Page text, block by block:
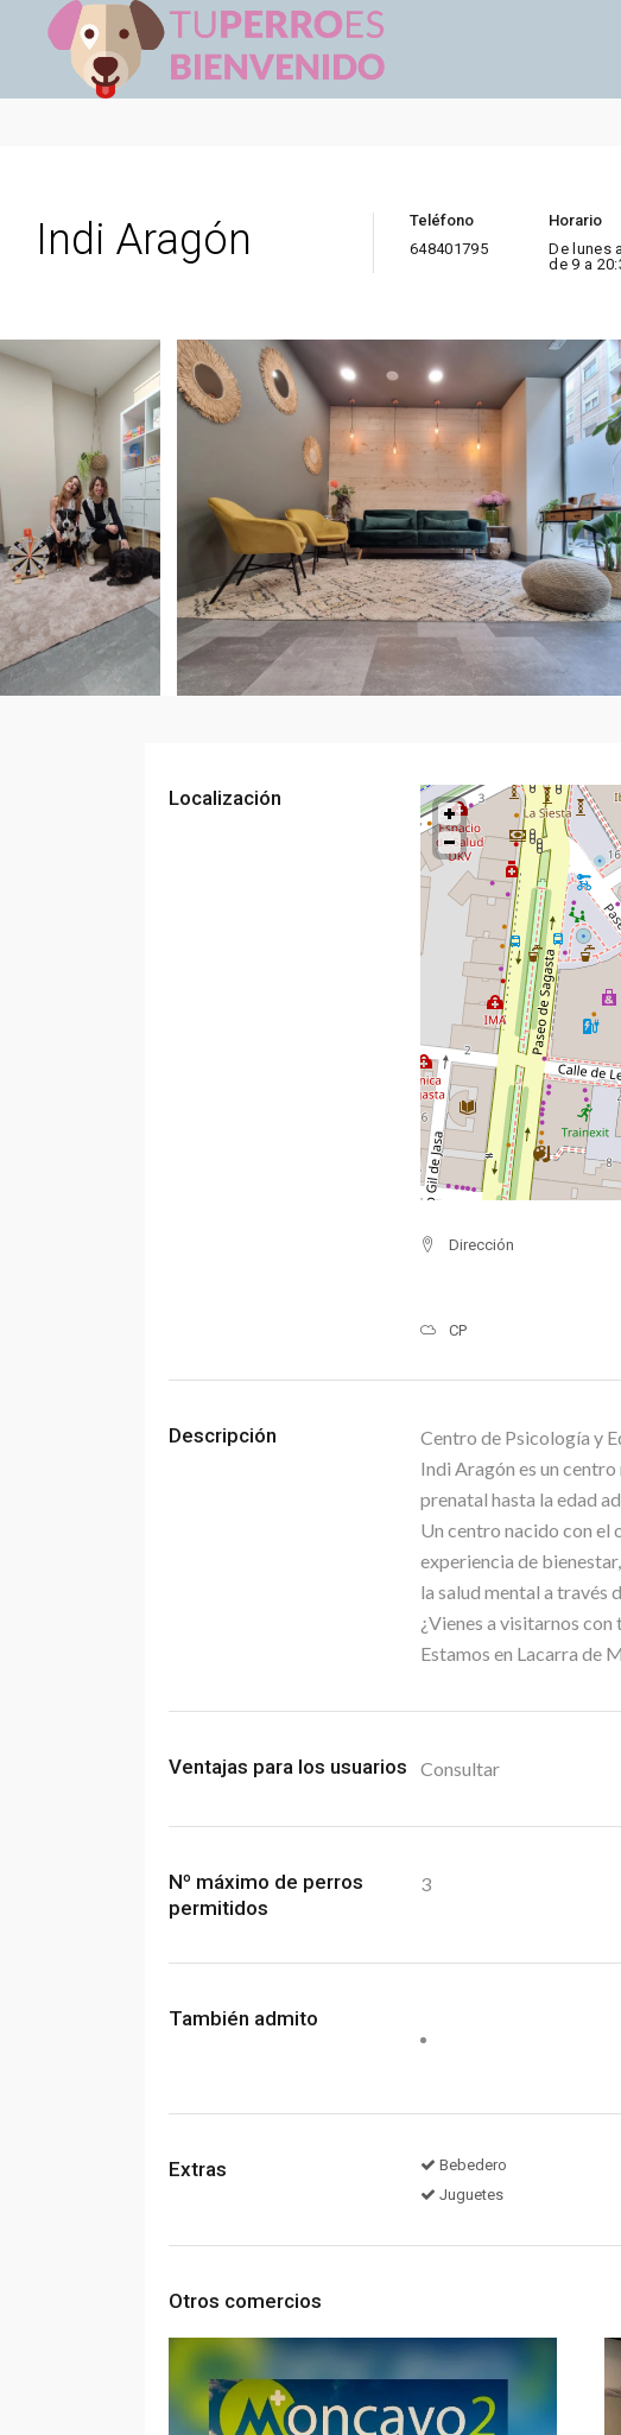
Indi Aragón
Teléfono
648401795
Horario
De lunes
de 9 a
Localización
Dirección
CP
Descripción
Centro de Psicología y
Indi Aragón es un
prenatal hasta la edad
Un centro nacido con el
experiencia de
la salud mental a través
¿Vienes a visitarnos
Estamos en Lacarra de
Ventajas para los usuarios Consultar
Nº máximo de perros
permitidos
3
También admito
Extras Bebedero
Juguetes
Otros comercios